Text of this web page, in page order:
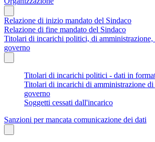
Relazione di inizio mandato del Sindaco
Relazione di fine mandato del Sindaco
Titolari di incarichi politici, di amministrazione,
governo
Titolari di incarichi politici - dati in
Titolari di incarichi di amministrazione
governo
Soggetti cessati dall'incarico
Sanzioni per mancata comunicazione dei dati